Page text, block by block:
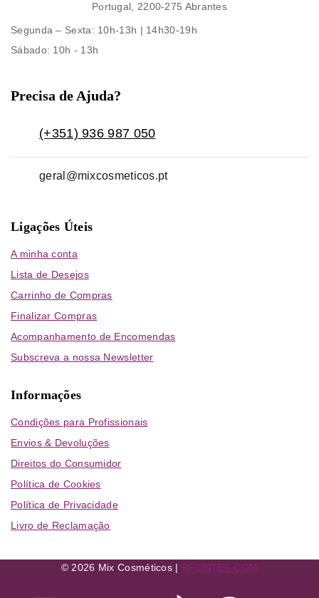
Portugal, 2200-275 Abrantes
Segunda – Sexta: 10h-13h | 14h30-19h
Sábado: 10h - 13h
Precisa de Ajuda?
(+351) 936 987 050
geral@mixcosmeticos.pt
Ligações Úteis
A minha conta
Lista de Desejos
Carrinho de Compras
Finalizar Compras
Acompanhamento de Encomendas
Subscreva a nossa Newsletter
Informações
Condições para Profissionais
Envios & Devoluções
Direitos do Consumidor
Política de Cookies
Política de Privacidade
Livro de Reclamação
© 2026 Mix Cosméticos | RFONTES.COM